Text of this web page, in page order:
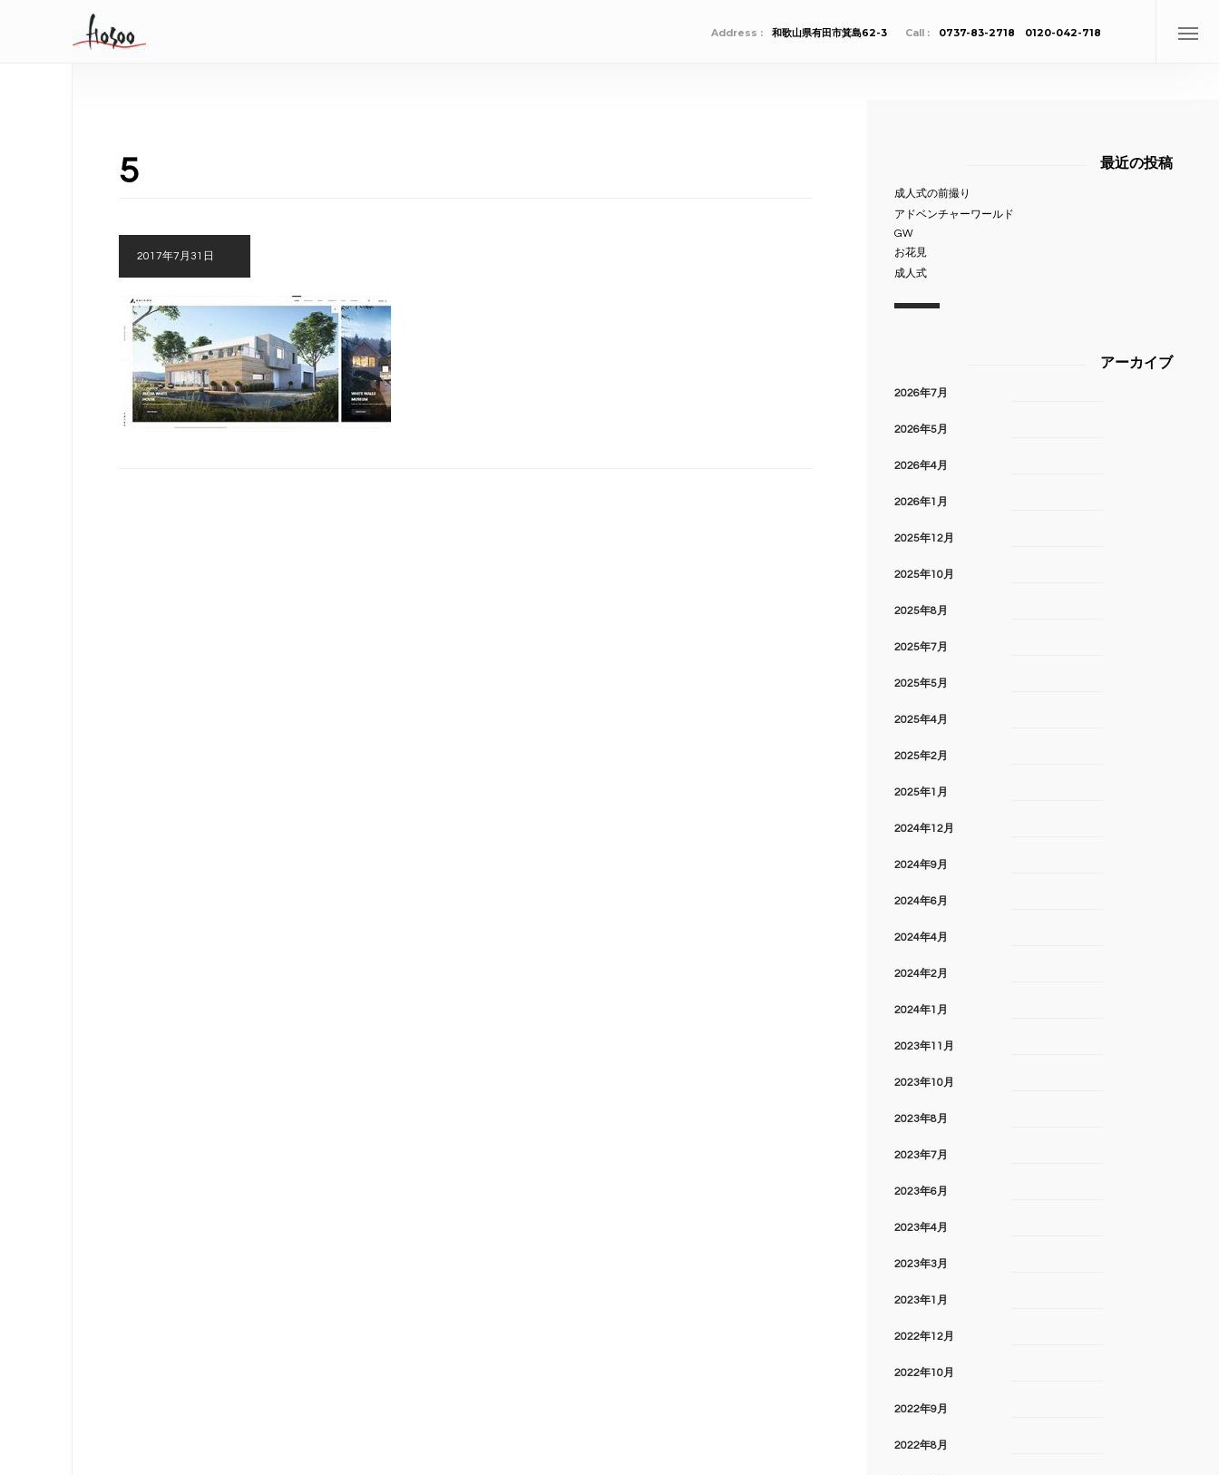
Address : 和歌山県有田市箕島62-3 Call : 0737-83-2718 0120-042-718
5
2017年7月31日
最近の投稿
成人式の前撮り
アドベンチャーワールド
GW
お花見
成人式
アーカイブ
2026年7月
2026年5月
2026年4月
2026年1月
2025年12月
2025年10月
2025年8月
2025年7月
2025年5月
2025年4月
2025年2月
2025年1月
2024年12月
2024年9月
2024年6月
2024年4月
2024年2月
2024年1月
2023年11月
2023年10月
2023年8月
2023年7月
2023年6月
2023年4月
2023年3月
2023年1月
2022年12月
2022年10月
2022年9月
2022年8月